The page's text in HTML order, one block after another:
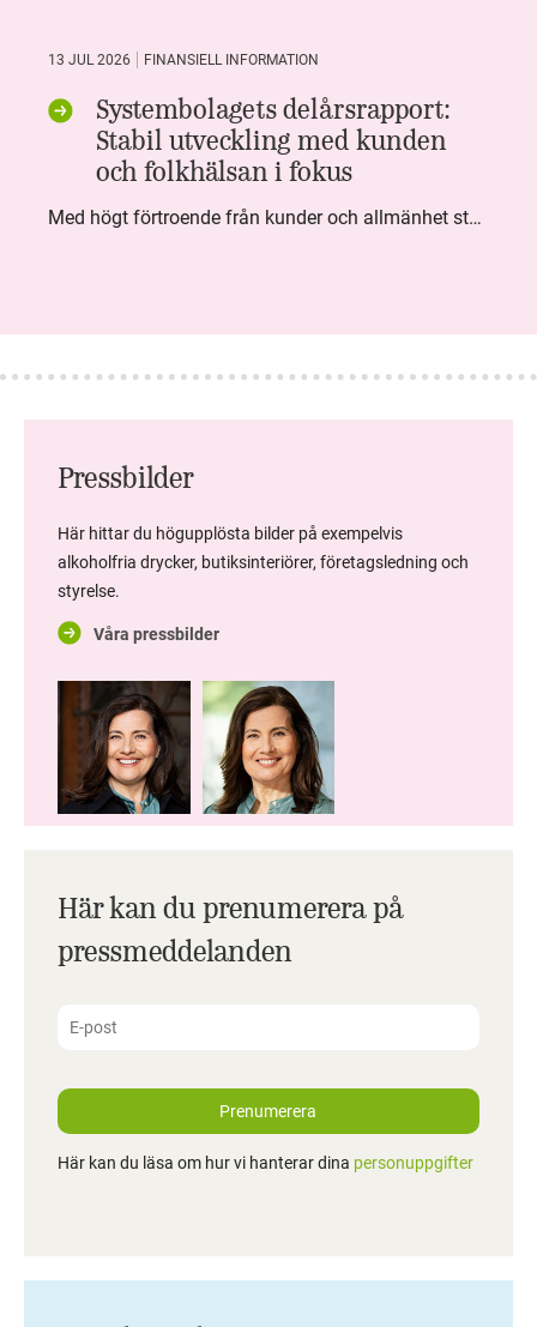
13 JUL 2026 FINANSIELL INFORMATION
Systembolagets delårsrapport:
Stabil utveckling med kunden
och folkhälsan i fokus
Med högt förtroende från kunder och allmänhet står Systembolaget stabilt i samhällsuppdraget. Under kvartalet togs flera steg inom folkhälsa, kundnytta och minskad klimatpåverkan. Nettoomsättningen var i nivå med föregående år och effektiviseringar av verksamheten möjliggjorde fortsatt anpassning för att möta nya behov.
Pressbilder
Här hittar du högupplösta bilder på exempelvis
alkoholfria drycker, butiksinteriörer, företagsledning och
styrelse.
Våra pressbilder
Här kan du prenumerera på
pressmeddelanden
Prenumerera
Här kan du läsa om hur vi hanterar dina personuppgifter